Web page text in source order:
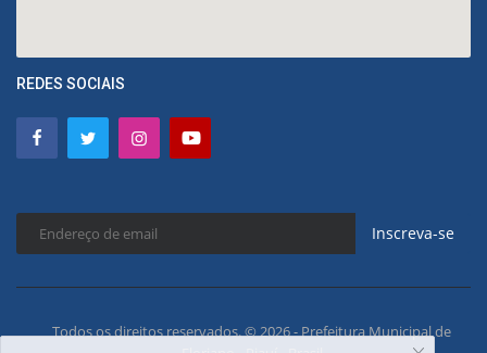
REDES SOCIAIS
Inscreva-se
Todos os direitos reservados. © 2026 - Prefeitura Municipal de